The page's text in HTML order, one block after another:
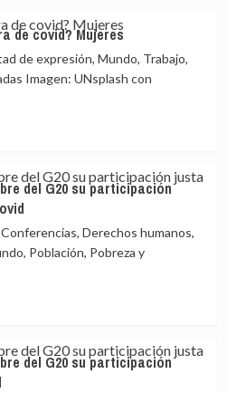
de covid? Mujeres
de expresión, Mundo, Trabajo,
Imagen: UNsplash con
del G20 su participación
Derechos humanos,
Población, Pobreza y
del G20 su participación